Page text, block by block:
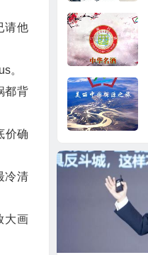
请他
。
都背
价确
冷清
大画